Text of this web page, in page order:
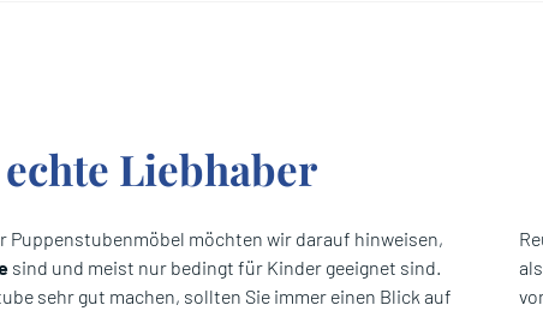
Liebhaber
Puppenstubenmöbel möchten wir darauf hinweisen,
sind und meist nur bedingt für Kinder geeignet sind.
sehr gut machen, sollten Sie immer einen Blick auf